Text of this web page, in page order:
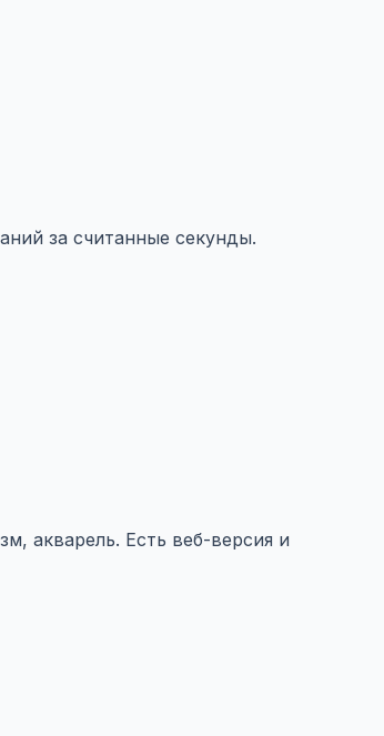
за считанные секунды.
акварель. Есть веб-версия и